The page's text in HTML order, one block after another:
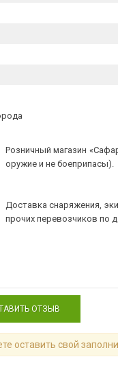
Розничный магазин
оружие и не боеприпасы).
Доставка снаряжения,
прочих перевозчиков по
ОТЗЫВ
оставить свой